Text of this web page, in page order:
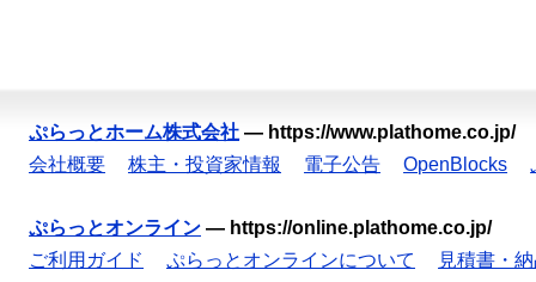
ぷらっとホーム株式会社 — https://www.plathome.co.jp/
会社概要
株主・投資家情報 電子公告 OpenBlocks
ぷらっとオンライン — https://online.plathome.co.jp/
ご利用ガイド
ぷらっとオンラインについて
見積書・